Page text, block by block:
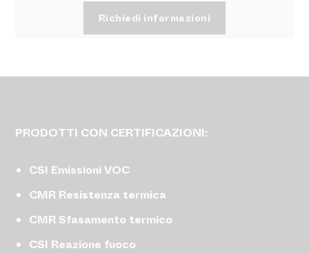
PRODOTTI CON CERTIFICAZIONI:
CSI Emissioni VOC
CMR Resistenza termica
CMR Sfasamento termico
CSI Reazione fuoco